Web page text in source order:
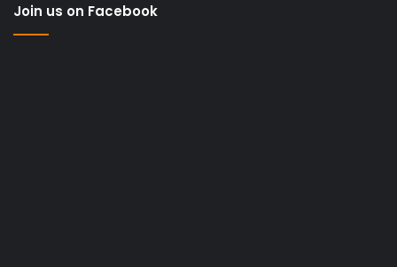
Join us on Facebook